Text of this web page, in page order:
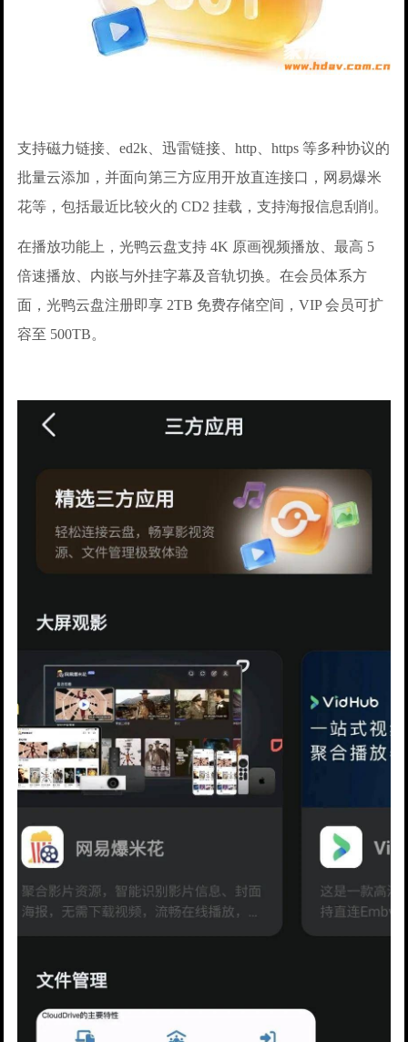
支持磁力链接、ed2k、迅雷链接、http、https 等多种协议的
批量云添加，并面向第三方应用开放直连接口，网易爆米
花等，包括最近比较火的 CD2 挂载，支持海报信息刮削。
在播放功能上，光鸭云盘支持 4K 原画视频播放、最高 5
倍速播放、内嵌与外挂字幕及音轨切换。在会员体系方
面，光鸭云盘注册即享 2TB 免费存储空间，VIP 会员可扩
容至 500TB。